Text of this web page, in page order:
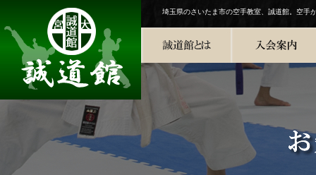
埼玉県のさいたま市の空手教室、誠道館。空手